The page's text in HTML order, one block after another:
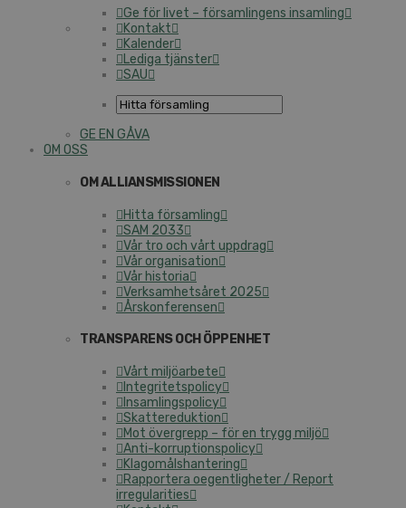
Ge för livet – församlingens insamling
Kontakt
Kalender
Lediga tjänster
SAU
GE EN GÅVA
OM OSS
OM ALLIANSMISSIONEN
Hitta församling
SAM 2033
Vår tro och vårt uppdrag
Vår organisation
Vår historia
Verksamhetsåret 2025
Årskonferensen
TRANSPARENS OCH ÖPPENHET
Vårt miljöarbete
Integritetspolicy
Insamlingspolicy
Skattereduktion
Mot övergrepp – för en trygg miljö
Anti-korruptionspolicy
Klagomålshantering
Rapportera oegentligheter / Report
irregularities